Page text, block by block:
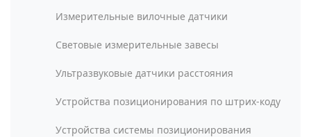
Измерительные вилочные датчики
Световые измерительные завесы
Ультразвуковые датчики расстояния
Устройства позиционирования по штрих-коду
Устройства системы позиционирования